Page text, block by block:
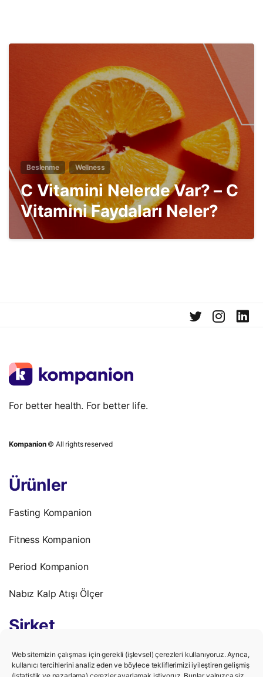
Web sitemizin çalışması için gerekli (işlevsel) çerezleri kullanıyoruz. Ayrıca,
kullanıcı tercihlerini analiz eden ve böylece tekliflerimizi iyileştiren gelişmiş
Beslenme Wellness
C Vitamini Nelerde Var? – C
Vitamini Faydaları Neler?
For better health. For better life.
Kompanion© All rights reserved
Ürünler
Fasting Kompanion
Fitness Kompanion
Period Kompanion
Nabız Kalp Atışı Ölçer
Şirket
Gizlilik Politikası